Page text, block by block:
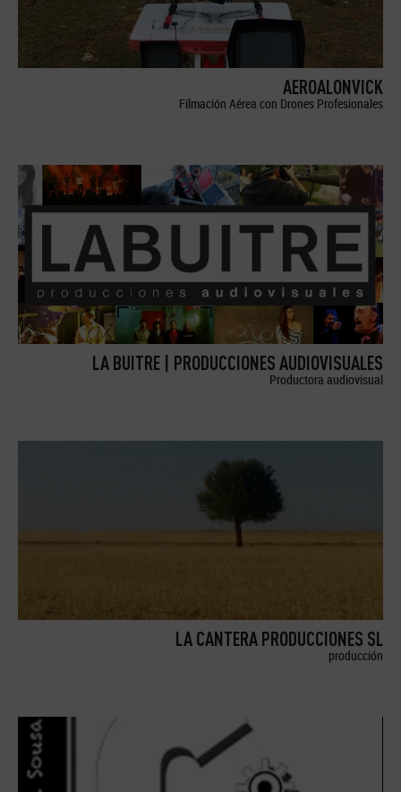
AEROALONVICK
Filmación Aérea con Drones Profesionales
LA BUITRE | PRODUCCIONES AUDIOVISUALES
Productora audiovisual
LA CANTERA PRODUCCIONES SL
producción